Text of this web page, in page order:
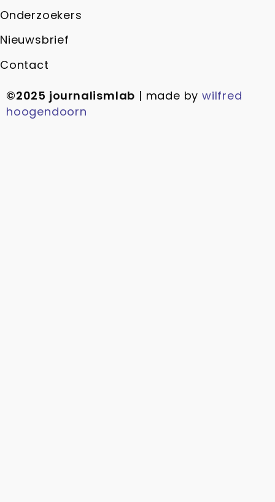
Onderzoekers
Nieuwsbrief
Contact
©2025 journalismlab | made bywilfred
hoogendoorn